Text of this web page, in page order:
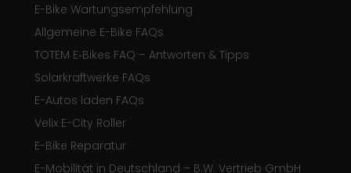
E-Bike Wartungsempfehlung
Allgemeine E-Bike FAQs
TOTEM E‑Bikes FAQ – Antworten & Tipps
Solarkraftwerke FAQs
E-Autos laden FAQs
Velix E-City Roller
E-Bike Reparatur
E-Mobilität in Deutschland – B.W. Vertrieb GmbH